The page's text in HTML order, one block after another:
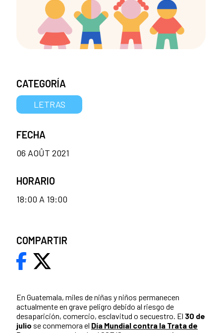
En Guatemala, miles de niñas y niños permanecen
actualmente en grave peligro debido al riesgo de
desaparición, comercio, esclavitud o secuestro. El 30 de
julio se conmemora el Día Mundial contra la Trata de
CATEGORÍA
LETRAS
FECHA
06 AOÛT 2021
HORARIO
18:00 A 19:00
COMPARTIR